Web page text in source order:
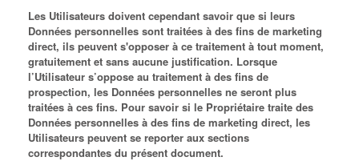
Les Utilisateurs doivent cependant savoir que si leurs
Données personnelles sont traitées à des fins de marketing
direct, ils peuvent s'opposer à ce traitement à tout moment,
gratuitement et sans aucune justification. Lorsque
l’Utilisateur s’oppose au traitement à des fins de
prospection, les Données personnelles ne seront plus
traitées à ces fins. Pour savoir si le Propriétaire traite des
Données personnelles à des fins de marketing direct, les
Utilisateurs peuvent se reporter aux sections
correspondantes du présent document.